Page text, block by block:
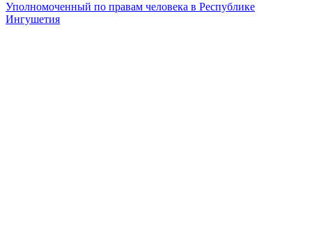
Уполномоченный по правам человека в Республике
Ингушетия